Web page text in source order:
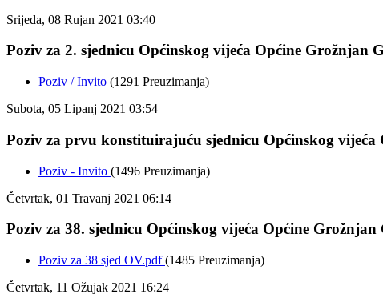
Srijeda, 08 Rujan 2021 03:40
Poziv za 2. sjednicu Općinskog vijeća Općine Grožnjan
Poziv / Invito (1291 Preuzimanja)
Subota, 05 Lipanj 2021 03:54
Poziv za prvu konstituirajuću sjednicu Općinskog vijeća
Poziv - Invito (1496 Preuzimanja)
Četvrtak, 01 Travanj 2021 06:14
Poziv za 38. sjednicu Općinskog vijeća Općine
Poziv za 38 sjed OV.pdf(1485 Preuzimanja)
Četvrtak, 11 Ožujak 2021 16:24